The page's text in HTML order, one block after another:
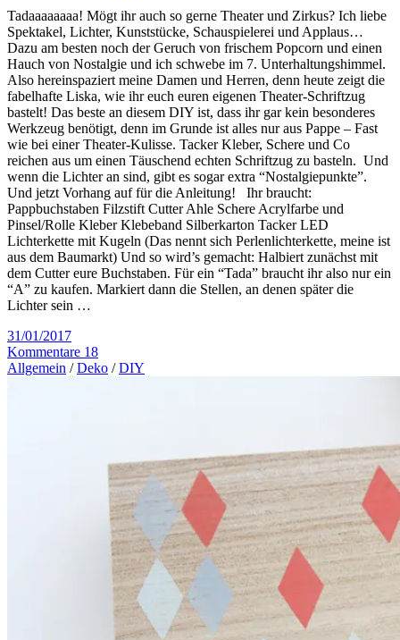
Tadaaaaaaaa! Mögt ihr auch so gerne Theater und Zirkus? Ich liebe
Spektakel, Lichter, Kunststücke, Schauspielerei und Applaus…
Dazu am besten noch der Geruch von frischem Popcorn und einen
Hauch von Nostalgie und ich schwebe im 7. Unterhaltungshimmel.
Also hereinspaziert meine Damen und Herren, denn heute zeigt die
fabelhafte Liska, wie ihr euch euren eigenen Theater-Schriftzug
bastelt! Das beste an diesem DIY ist, dass ihr gar kein besonderes
Werkzeug benötigt, denn im Grunde ist alles nur aus Pappe – Fast
wie bei einer Theater-Kulisse. Tacker Kleber, Schere und Co
reichen aus um einen Täuschend echten Schriftzug zu basteln. Und
wenn die Lichter an sind, gibt es sogar extra “Nostalgiepunkte”.
Und jetzt Vorhang auf für die Anleitung! Ihr braucht:
Pappbuchstaben Filzstift Cutter Ahle Schere Acrylfarbe und
Pinsel/Rolle Kleber Klebeband Silberkarton Tacker LED
Lichterkette mit Kugeln (Das nennt sich Perlenlichterkette, meine ist
aus dem Baumarkt) Und so wird’s gemacht: Halbiert zunächst mit
dem Cutter eure Buchstaben. Für ein “Tada” braucht ihr also nur ein
“A” zu kaufen. Markiert dann die Stellen, an denen später die
Lichter sein …
31/01/2017
Kommentare 18
Allgemein /Deko /DIY